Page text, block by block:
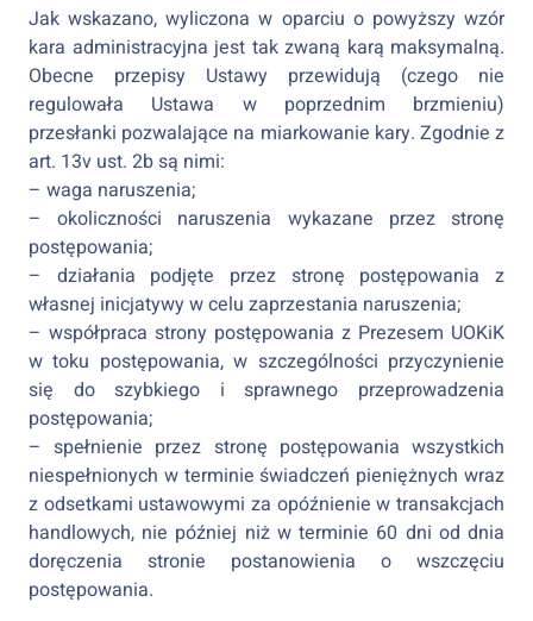
Jak wskazano, wyliczona w oparciu o powyższy wzór
kara administracyjna jest tak zwaną karą maksymalną.
Obecne przepisy Ustawy przewidują (czego nie
regulowała Ustawa w poprzednim brzmieniu)
przesłanki pozwalające na miarkowanie kary. Zgodnie z
art. 13v ust. 2b są nimi:
– waga naruszenia;
– okoliczności naruszenia wykazane przez stronę
postępowania;
– działania podjęte przez stronę postępowania z
własnej inicjatywy w celu zaprzestania naruszenia;
– współpraca strony postępowania z Prezesem UOKiK
w toku postępowania, w szczególności przyczynienie
się do szybkiego i sprawnego przeprowadzenia
postępowania;
– spełnienie przez stronę postępowania wszystkich
niespełnionych w terminie świadczeń pieniężnych wraz
z odsetkami ustawowymi za opóźnienie w transakcjach
handlowych, nie później niż w terminie 60 dni od dnia
doręczenia stronie postanowienia o wszczęciu
postępowania.